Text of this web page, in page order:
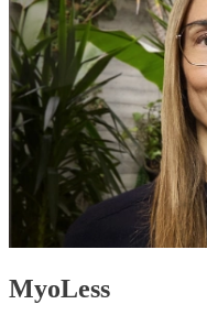
MyoLess